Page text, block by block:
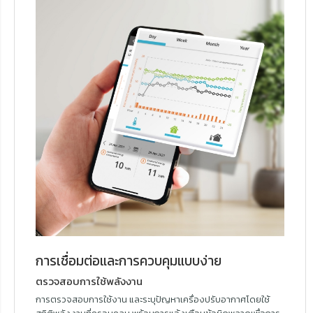
การเชื่อมต่อและการควบคุมแบบง่าย
ตรวจสอบการใช้พลังงาน
การตรวจสอบการใช้งาน และระบุปัญหาเครื่องปรับอากาศโดยใช้